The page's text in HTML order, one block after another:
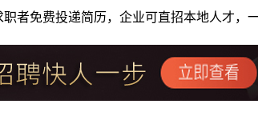
者免费投递简历，企业可直招本地人才，